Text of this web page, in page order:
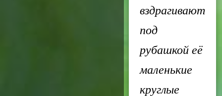
вздрагивают
под
рубашкой её
маленькие
круглые